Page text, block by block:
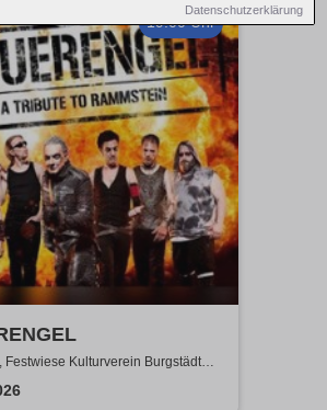
Datenschutzerklärung
19:00 Uhr
Festwiese Kulturverein Burgstädt